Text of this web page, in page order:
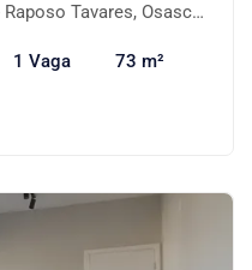
Tavares, Osasco-SP
1 Vaga 73 m²